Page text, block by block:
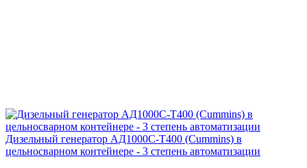
Дизельный генератор АД1000С-Т400 (Cummins) в
цельносварном контейнере - 3 степень автоматизации